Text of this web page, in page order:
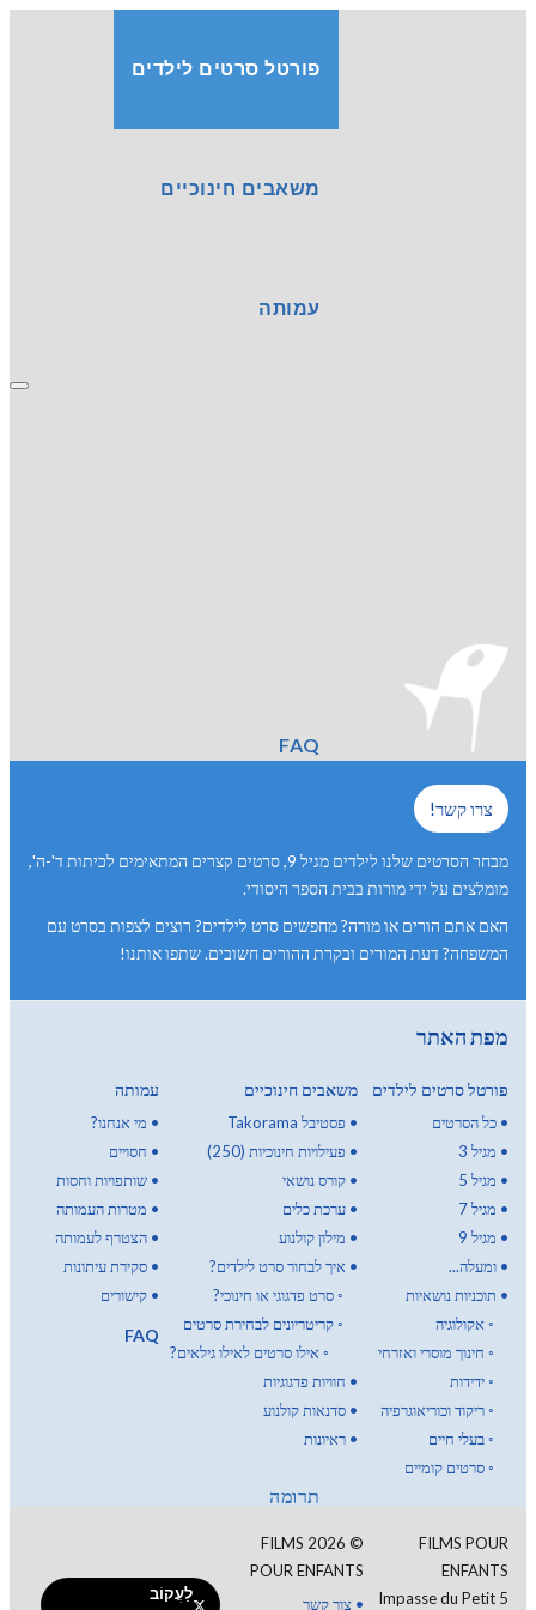
פורטל סרטים לילדים
משאבים חינוכיים
עמותה
FAQ
תרומה
צרו קשר!
מבחר הסרטים שלנו לילדים מגיל 9, סרטים קצרים המתאימים לכיתות ד'-ה',
מומלצים על ידי מורות בבית הספר היסודי.
האם אתם הורים או מורה? מחפשים סרט לילדים? רוצים לצפות בסרט עם
המשפחה? דעת המורים ובקרת ההורים חשובים. שתפו אותנו!
מפת האתר
פורטל סרטים לילדים
• כל הסרטים
• מגיל 3
• מגיל 5
• מגיל 7
• מגיל 9
• ומעלה...
• תוכניות נושאיות
◦אקולוגיה
◦ חינוך מוסרי ואזרחי
◦ידידות
◦ריקוד וכוריאוגרפיה
◦בעלי חיים
◦סרטים קומיים
משאבים חינוכיים
• פסטיבל Takorama
• פעילויות חינוכיות (250)
• קורס נושאי
• ערכת כלים
• מילון קולנוע
• איך לבחור סרט לילדים?
◦סרט פדגוגי או חינוכי?
◦קריטריונים לבחירת סרטים
◦אילו סרטים לאילו גילאים?
• חוויות פדגוגיות
• סדנאות קולנוע
• ראיונות
עמותה
• מי אנחנו?
• חסויים
•שותפויות וחסות
• מטרות העמותה
•הצטרף לעמותה
•סקירת עיתונות
•קישורים
FAQ
FILMS POUR
ENFANTS
5 Impasse du Petit
©
2026
FILMS
POUR ENFANTS
• צור קשר
לַעֲקוֹב